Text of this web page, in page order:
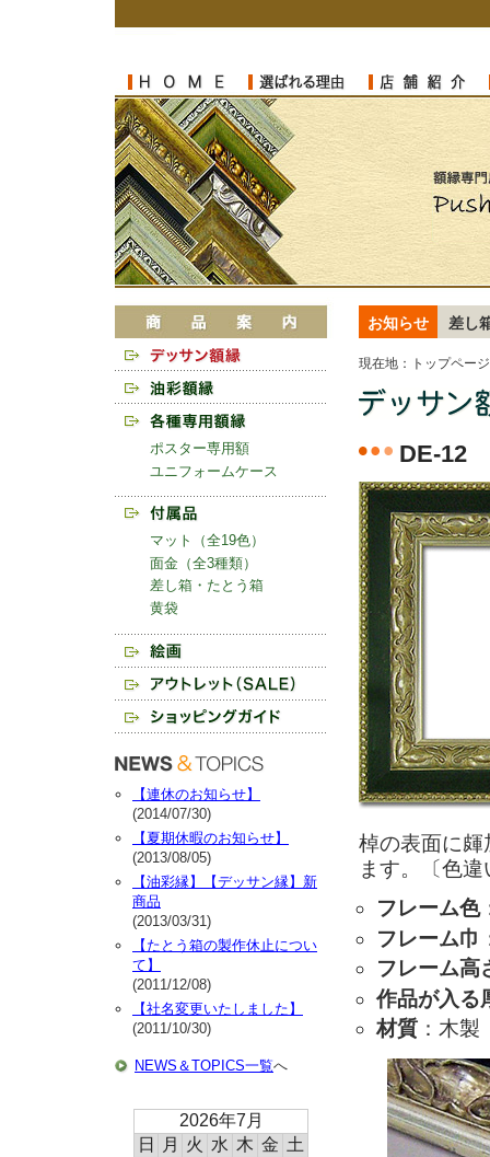
DE-12
棹の表面に
ます。〔色
フレーム色
フレーム巾
フレーム高
作品が入る
材質 ：木製
ポスター専用額
ユニフォームケース
マット（全19色）
面金（全3種類）
差し箱・たとう箱
黄袋
【連休のお知らせ】
(2014/07/30)
【夏期休暇のお知らせ】
(2013/08/05)
【油彩縁】【デッサン縁】新
商品
(2013/03/31)
【たとう箱の製作休止につい
て】
(2011/12/08)
【社名変更いたしました】
(2011/10/30)
NEWS＆TOPICS一覧へ
2026年7月
日
月 火 水 木 金 土
現在地： トップページ
お知らせ 差し